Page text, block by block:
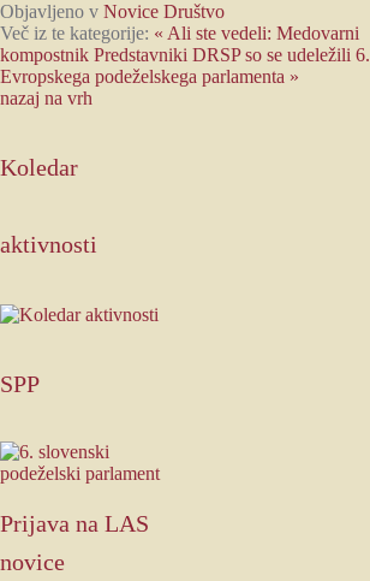
Objavljeno v Novice Društvo
Več iz te kategorije: « Ali ste vedeli: Medovarni
kompostnik Predstavniki DRSP so se udeležili 6.
Evropskega podeželskega parlamenta »
nazaj na vrh
Koledar
aktivnosti
SPP
Prijava na LAS
novice